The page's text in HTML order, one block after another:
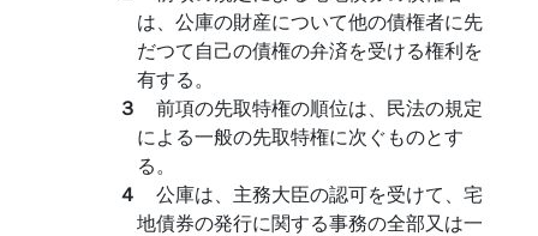
は、公庫の財産について他の債権者に先
だつて自己の債権の弁済を受ける権利を
有する。
３ 前項の先取特権の順位は、民法の規定
による一般の先取特権に次ぐものとす
る。
４ 公庫は、主務大臣の認可を受けて、宅
地債券の発行に関する事務の全部又は一